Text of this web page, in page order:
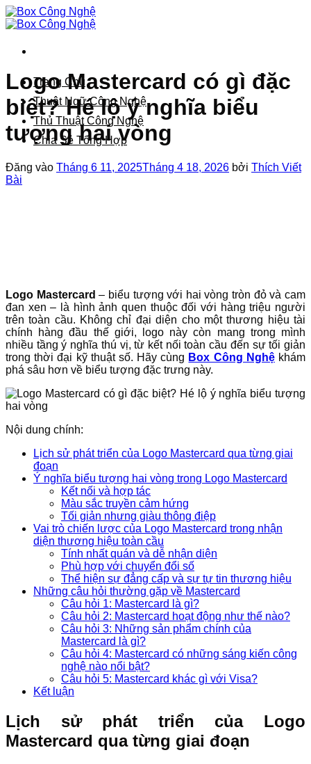
Bỏ
qua
dung
Trang Chủ
Thuật Ngữ Công Nghệ
Thủ Thuật Công Nghệ
Chia Sẻ Tổng Hợp
Logo Mastercard có gì đặc
biệt? Hé lộ ý nghĩa biểu
tượng hai vòng
Đăng vào Tháng 6 11, 2025Tháng 4 18, 2026 bởi Thích Viết
Bài
Logo Mastercard – biểu tượng với hai vòng tròn đỏ và cam
đan xen – là hình ảnh quen thuộc đối với hàng triệu người
trên toàn cầu. Không chỉ đại diện cho một thương hiệu tài
chính hàng đầu thế giới, logo này còn mang trong mình
nhiều tầng ý nghĩa thú vị, từ kết nối toàn cầu đến sự tối giản
trong thời đại kỹ thuật số. Hãy cùng Box Công Nghệkhám
phá sâu hơn về biểu tượng đặc trưng này.
Nội dung chính:
Lịch sử phát triển của Logo Mastercard qua từng giai
đoạn
Ý nghĩa biểu tượng hai vòng trong Logo Mastercard
Kết nối và hợp tác
Màu sắc truyền cảm hứng
Tối giản nhưng giàu thông điệp
Vai trò chiến lược của Logo Mastercard trong nhận
diện thương hiệu toàn cầu
Tính nhất quán và dễ nhận diện
Phù hợp với chuyển đổi số
Thể hiện sự đẳng cấp và sự tự tin thương hiệu
Những câu hỏi thường gặp về Mastercard
Câu hỏi 1: Mastercard là gì?
Câu hỏi 2: Mastercard hoạt động như thế nào?
Câu hỏi 3: Những sản phẩm chính của
Mastercard là gì?
Câu hỏi 4: Mastercard có những sáng kiến công
nghệ nào nổi bật?
Câu hỏi 5: Mastercard khác gì với Visa?
Kết luận
Lịch sử phát triển của Logo
Mastercard qua từng giai đoạn